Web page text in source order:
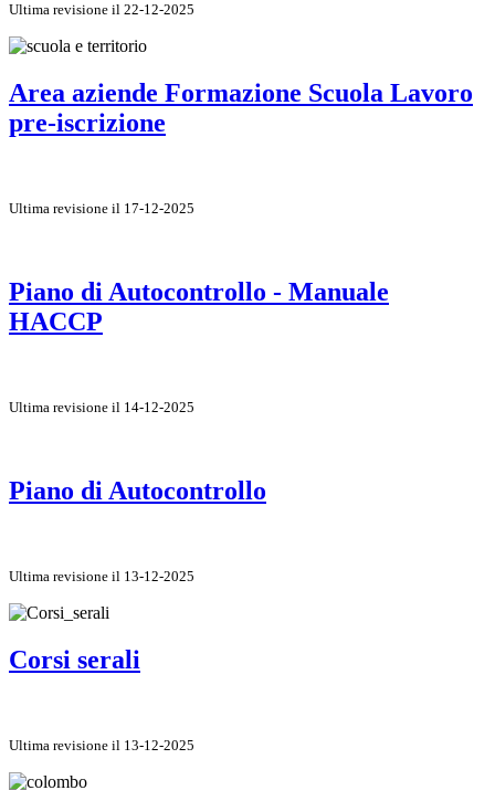
Ultima revisione il 22-12-2025
Area aziende Formazione Scuola Lavoro
pre-iscrizione
Ultima revisione il 17-12-2025
Piano di Autocontrollo - Manuale
HACCP
Ultima revisione il 14-12-2025
Piano di Autocontrollo
Ultima revisione il 13-12-2025
Corsi serali
Ultima revisione il 13-12-2025